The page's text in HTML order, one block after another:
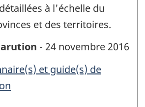
à l'échelle du
et des territoires.
- 24 novembre 2016
et guide(s) de